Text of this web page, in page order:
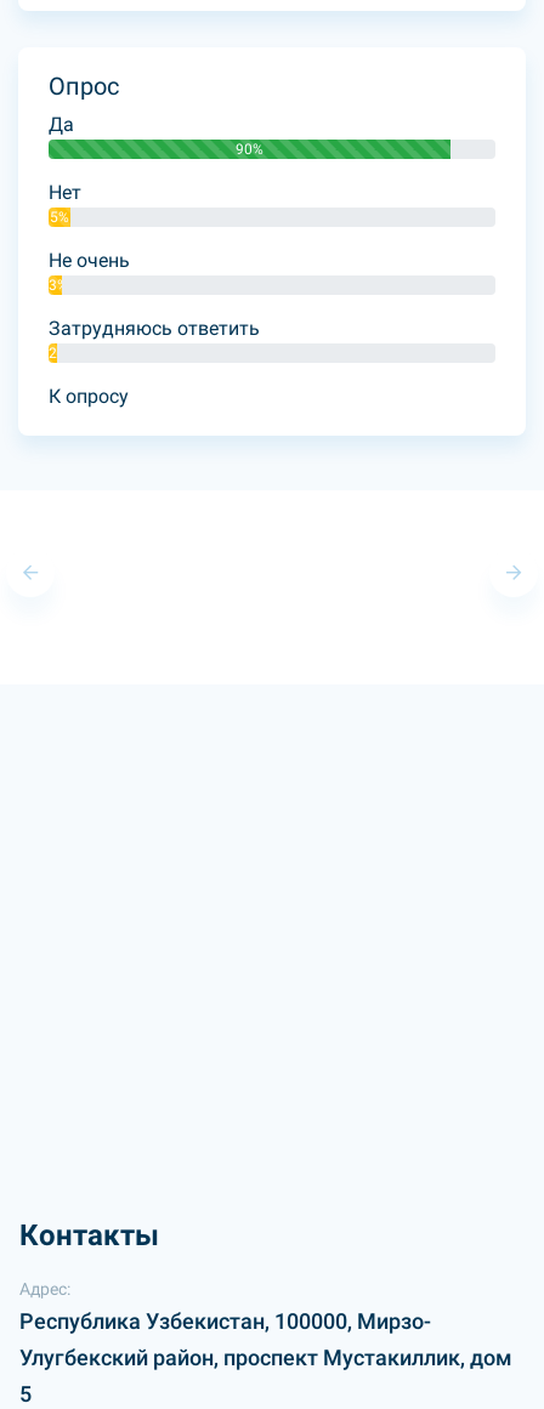
Опрос
Да
90%
Нет
5%
Не очень
3%
Затрудняюсь ответить
2%
К опросу
Контакты
Адрес:
Республика Узбекистан, 100000, Мирзо-
Улугбекский район, проспект Мустакиллик, дом
5